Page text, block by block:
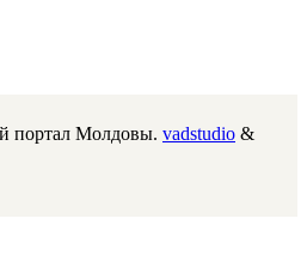
портал Молдовы. vadstudio &